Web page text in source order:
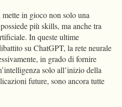
in gioco non solo una
più skills, ma anche tra
In queste ultime
su ChatGPT, la rete neurale
in grado di fornire
solo all’inizio della
future, sono ancora tutte